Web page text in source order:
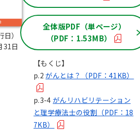
）：
31日
全体版PDF（単ページ）
（PDF：1.53MB）
【もくじ】
p.2がんとは？（PDF：41KB）
p.3-4がんリハビリテーション
と理学療法士の役割（PDF：18
7KB）